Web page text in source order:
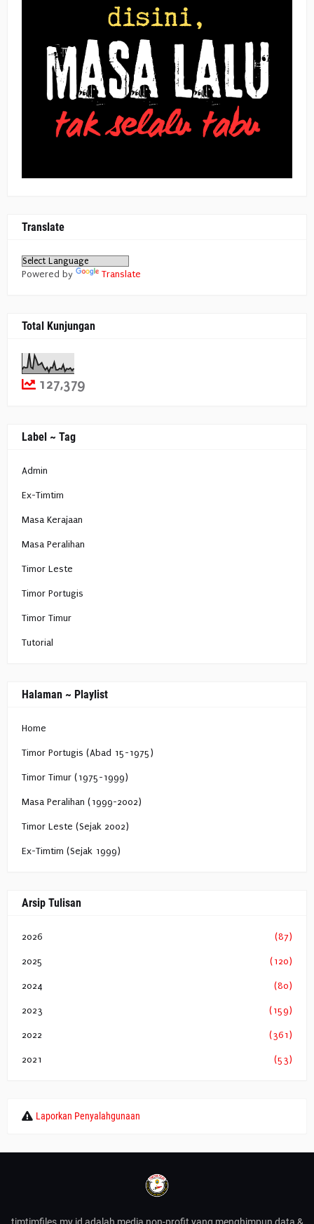
Translate
Powered by Translate
Total Kunjungan
127,379
Label ~ Tag
Admin
Ex-Timtim
Masa Kerajaan
Masa Peralihan
Timor Leste
Timor Portugis
Timor Timur
Tutorial
Halaman ~ Playlist
Home
Timor Portugis (Abad 15-1975)
Timor Timur (1975-1999)
Masa Peralihan (1999-2002)
Timor Leste (Sejak 2002)
Ex-Timtim (Sejak 1999)
Arsip Tulisan
2026 (87)
2025 (120)
2024 (80)
2023 (159)
2022 (361)
2021 (53)
Laporkan Penyalahgunaan